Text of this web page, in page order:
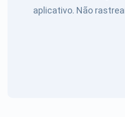
aplicativo. Não